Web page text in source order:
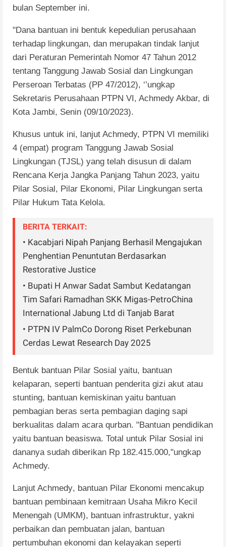
bulan September ini.
"Dana bantuan ini bentuk kepedulian perusahaan
terhadap lingkungan, dan merupakan tindak lanjut
dari Peraturan Pemerintah Nomor 47 Tahun 2012
tentang Tanggung Jawab Sosial dan Lingkungan
Perseroan Terbatas (PP 47/2012), ‘’ungkap
Sekretaris Perusahaan PTPN VI, Achmedy Akbar,di
Kota Jambi, Senin (09/10/2023).
Khusus untuk ini, lanjut Achmedy, PTPN VI memiliki
4 (empat) program Tanggung Jawab Sosial
Lingkungan (TJSL) yang telah disusun di dalam
Rencana Kerja Jangka Panjang Tahun 2023,yaitu
Pilar Sosial, Pilar Ekonomi, Pilar Lingkungan serta
Pilar Hukum Tata Kelola.
BERITA TERKAIT:
• Kacabjari Nipah Panjang Berhasil Mengajukan
Penghentian Penuntutan Berdasarkan
Restorative Justice
• Bupati H Anwar Sadat Sambut Kedatangan
Tim Safari Ramadhan SKK Migas-PetroChina
International Jabung Ltd di Tanjab Barat
• PTPN IV PalmCo Dorong Riset Perkebunan
Cerdas Lewat Research Day 2025
Bentuk bantuan Pilar Sosial yaitu, bantuan
kelaparan,seperti bantuan penderita gizi akut atau
stunting, bantuan kemiskinan yaitu bantuan
pembagian beras serta pembagian daging sapi
berkualitas dalam acara qurban. "Bantuan pendidikan
yaitu bantuan beasiswa. Total untuk Pilar Sosial ini
dananya sudah diberikan Rp 182.415.000,"ungkap
Achmedy.
Lanjut Achmedy, bantuan Pilar Ekonomi mencakup
bantuan pembinaan kemitraan Usaha Mikro Kecil
Menengah (UMKM), bantuan infrastruktur,yakni
perbaikan dan pembuatan jalan, bantuan
pertumbuhan ekonomi dan kelayakan seperti